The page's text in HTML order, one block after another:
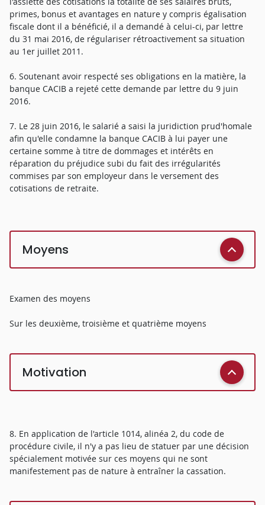
primes, bonus et avantages en nature y compris égalisation
fiscale dont il a bénéficié, il a demandé à celui-ci, par lettre
du 31 mai 2016, de régulariser rétroactivement sa situation
au 1er juillet 2011.
6. Soutenant avoir respecté ses obligations en la matière, la
banque CACIB a rejeté cette demande par lettre du 9 juin
2016.
7. Le 28 juin 2016, le salarié a saisi la juridiction prud'homale
afin qu'elle condamne la banque CACIB à lui payer une
certaine somme à titre de dommages et intérêts en
réparation du préjudice subi du fait des irrégularités
commises par son employeur dans le versement des
cotisations de retraite.
Moyens
Examen des moyens
Sur les deuxième, troisième et quatrième moyens
Motivation
8. En application de l'article 1014, alinéa 2, du code de
procédure civile, il n'y a pas lieu de statuer par une décision
spécialement motivée sur ces moyens qui ne sont
manifestement pas de nature à entraîner la cassation.